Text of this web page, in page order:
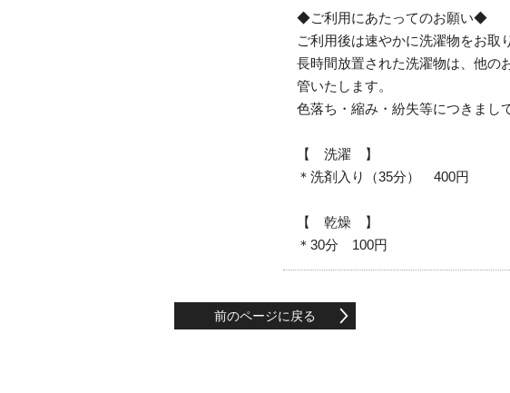
◆ご利用にあたってのお願い◆
ご利用後は速やかに洗濯物をお取
長時間放置された洗濯物は、他の
管いたします。
色落ち・縮み・紛失等につきまし
【 洗濯 】
＊洗剤入り（35分） 400円
【 乾燥 】
＊30分 100円
前のページに戻る